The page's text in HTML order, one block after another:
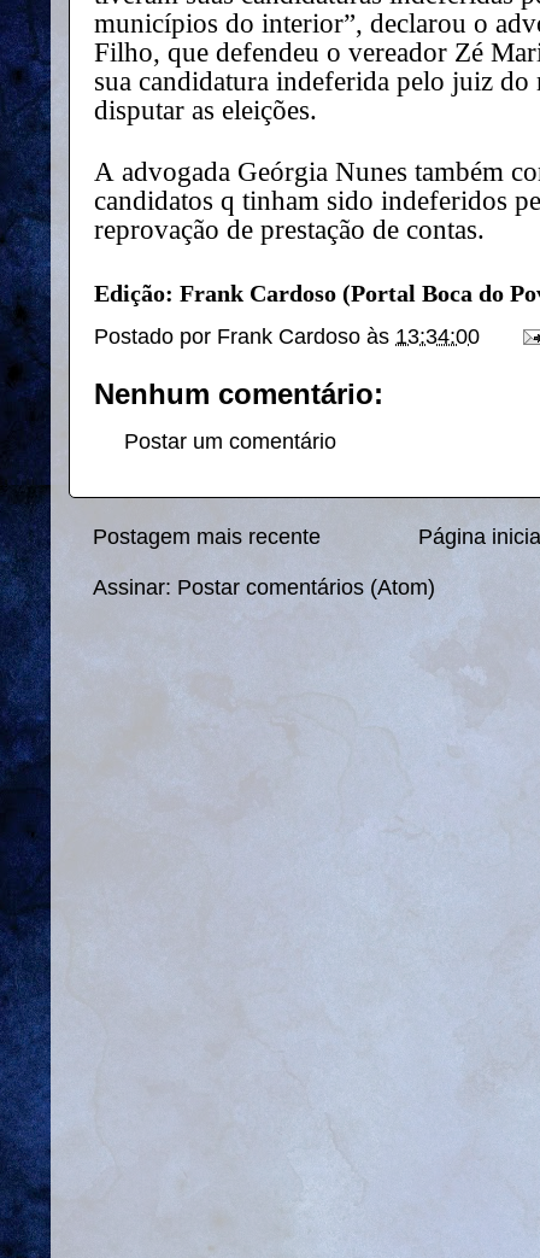
municípios do interior”, declarou o
Filho, que defendeu o vereador Zé
sua candidatura indeferida pelo juiz
disputar as eleições.
A advogada Geórgia Nunes também
candidatos q tinham sido indeferidos
reprovação de prestação de contas.
Edição: Frank Cardoso (Portal Boca do
Postado por Frank Cardoso às 13:34:00
Nenhum comentário:
Postar um comentário
Postagem mais recente Página
Assinar: Postar comentários (Atom)